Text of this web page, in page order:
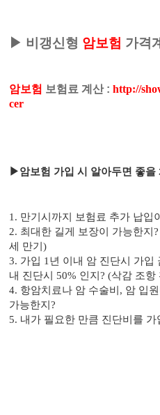
▶ 비갱신형 암보험 가격
암보험 보험료 계산: http://
cer
▶암보험 가입 시 알아두면 좋을
1. 만기시까지 보험료 추가 납입
2. 최대한 길게 보장이 가능한지
세 만기)
3. 가입 1년 이내 암 진단시 가입
내 진단시 50% 인지? (삭감 조항
4. 항암치료나 암 수술비, 암 입
가능한지?
5. 내가 필요한 만큼 진단비를